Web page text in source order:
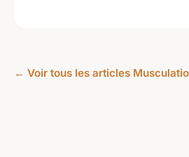
← Voir tous les articles